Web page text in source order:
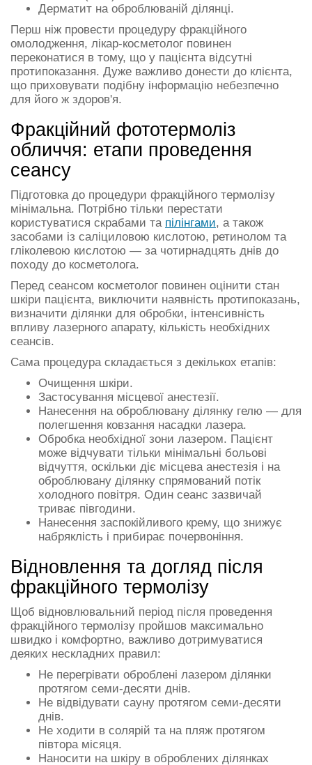
Дерматит на оброблюваній ділянці.
Перш ніж провести процедуру фракційного
омолодження, лікар-косметолог повинен
переконатися в тому, що у пацієнта відсутні
протипоказання. Дуже важливо донести до клієнта,
що приховувати подібну інформацію небезпечно
для його ж здоров'я.
Фракційний фототермоліз
обличчя: етапи проведення
сеансу
Підготовка до процедури фракційного термолізу
мінімальна. Потрібно тільки перестати
користуватися скрабами та пілінгами, а також
засобами із саліциловою кислотою, ретинолом та
гліколевою кислотою — за чотирнадцять днів до
походу до косметолога.
Перед сеансом косметолог повинен оцінити стан
шкіри пацієнта, виключити наявність протипоказань,
визначити ділянки для обробки, інтенсивність
впливу лазерного апарату, кількість необхідних
сеансів.
Сама процедура складається з декількох етапів:
Очищення шкіри.
Застосування місцевої анестезії.
Нанесення на оброблювану ділянку гелю — для
полегшення ковзання насадки лазера.
Обробка необхідної зони лазером. Пацієнт
може відчувати тільки мінімальні больові
відчуття, оскільки діє місцева анестезія і на
оброблювану ділянку спрямований потік
холодного повітря. Один сеанс зазвичай
триває півгодини.
Нанесення заспокійливого крему, що знижує
набряклість і прибирає почервоніння.
Відновлення та догляд після
фракційного термолізу
Щоб відновлювальний період після проведення
фракційного термолізу пройшов максимально
швидко і комфортно, важливо дотримуватися
деяких нескладних правил:
Не перегрівати оброблені лазером ділянки
протягом семи-десяти днів.
Не відвідувати сауну протягом семи-десяти
днів.
Не ходити в солярій та на пляж протягом
півтора місяця.
Наносити на шкіру в оброблених ділянках